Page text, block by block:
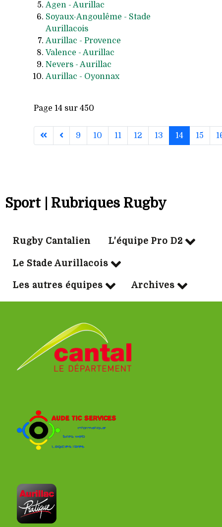
Agen - Aurillac
Soyaux-Angoulême - Stade
Aurillacois
Aurillac - Provence
Valence - Aurillac
Nevers - Aurillac
Aurillac - Oyonnax
Page 14 sur 450
9 10 11 12 13 14 15
Sport | Rubriques Rugby
Rugby Cantalien L'équipe Pro D2
Le Stade Aurillacois
Les autres équipes Archives